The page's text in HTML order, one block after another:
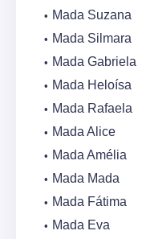
Mada Suzana
Mada Silmara
Mada Gabriela
Mada Heloísa
Mada Rafaela
Mada Alice
Mada Amélia
Mada Mada
Mada Fátima
Mada Eva